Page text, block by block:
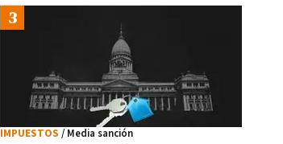
IMPUESTOS / Media sanción